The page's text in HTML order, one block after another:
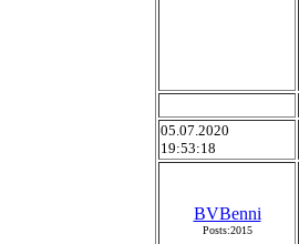
05.07.2020
19:53:18
BVBenni
Posts:2015